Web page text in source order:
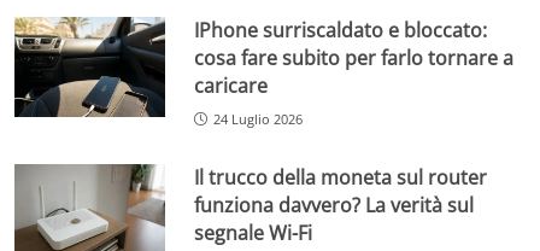
IPhone surriscaldato e bloccato:
cosa fare subito per farlo tornare a
caricare
24 Luglio 2026
Il trucco della moneta sul router
funziona davvero? La verità sul
segnale Wi-Fi